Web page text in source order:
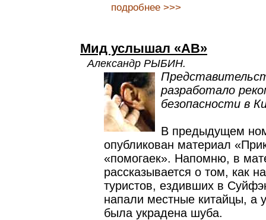
подробнее >>>
Мид услышал «АВ»
Александр РЫБИН.
разработало
безопасности в
В предыдущем
опубликован материал
«помогаек». Напомню, в
рассказывается о том, как
туристов, ездивших в
напали местные китайцы, а
была украдена шуба.